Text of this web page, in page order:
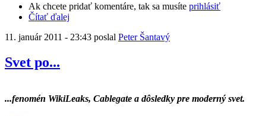
Ak chcete pridať komentáre, tak sa musíte prihlásiť
Čítať ďalej
11. január 2011 - 23:43 poslal Peter Šantavý
Svet po...
...fenomén WikiLeaks, Cablegate a dôsledky pre moderný svet.